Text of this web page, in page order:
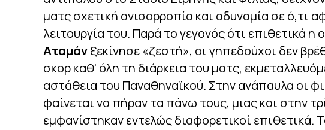
ματς σχετική ανισορροπία και αδυναμία σε ό,τι
λειτουργία του. Παρά το γεγονός ότι επιθετικά η
Αταμάνξεκίνησε «ζεστή», οι γηπεδούχοι δεν
σκορ καθ’ όλη τη διάρκεια του ματς,
αστάθεια του Παναθηναϊκού. Στην ανάπαυλα οι
φαίνεται να πήραν τα πάνω τους, μιας και στην
εμφανίστηκαν εντελώς διαφορετικοί επιθετικά.